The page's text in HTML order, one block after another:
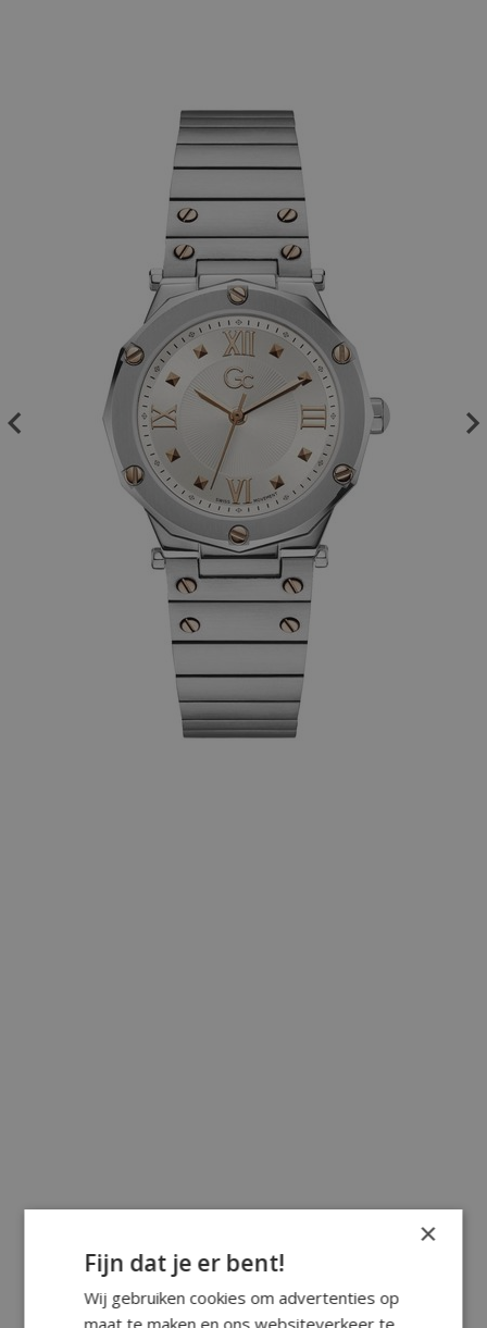
×
Fijn dat je er bent!
Wij gebruiken cookies om advertenties op
maat te maken en ons websiteverkeer te